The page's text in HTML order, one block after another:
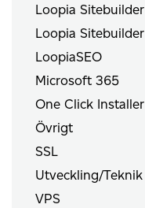
Loopia Sitebuilder
Loopia
LoopiaSEO
Microsoft 365
One Click Installer
Övrigt
SSL
Utveckling/Teknik
VPS